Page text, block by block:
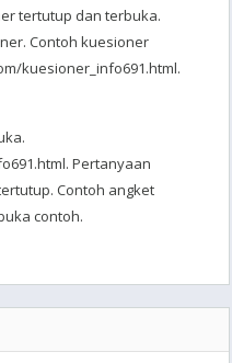
tertutup dan terbuka.
Contoh kuesioner
kuesioner_info691.html.
Pertanyaan
Contoh angket
contoh.